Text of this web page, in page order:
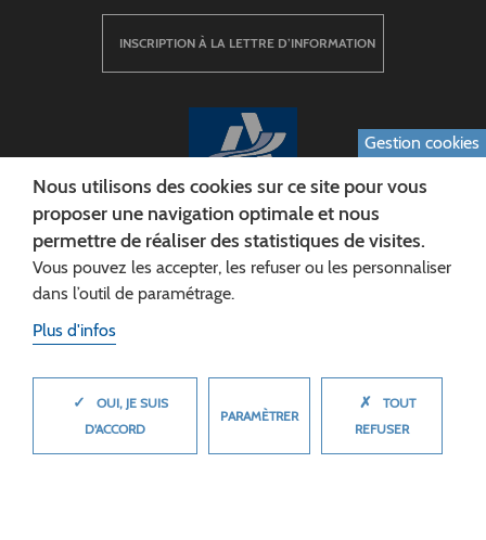
CONSEIL DÉPARTEMENTAL DE L'AISNE
Siège :
INSCRIPTION À LA LETTRE D’INFORMATION
Gestion cookies
Nous utilisons des cookies sur ce site pour vous
proposer une navigation optimale et nous
permettre de réaliser des statistiques de visites.
Vous pouvez les accepter, les refuser ou les personnaliser
dans l’outil de paramétrage.
Plus d'infos
✓
OUI, JE SUIS
D'ACCORD
PARAMÈTRER
✗
TOUT
REFUSER
MASQUER